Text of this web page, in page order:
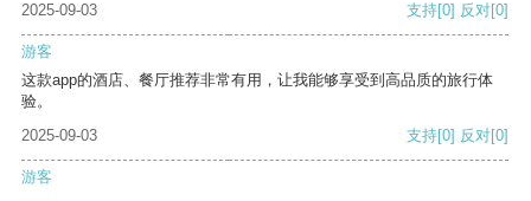
2025-09-03 支持[0] 反对[0]
游客
这款app的酒店、餐厅推荐非常有用，让我能够享受到高品质的旅行体
验。
2025-09-03
支持[0] 反对[0]
游客